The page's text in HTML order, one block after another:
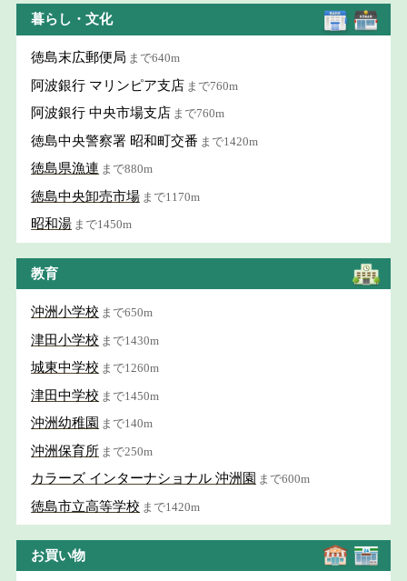
暮らし・文化
徳島末広郵便局 まで640m
阿波銀行 マリンピア支店 まで760m
阿波銀行 中央市場支店 まで760m
徳島中央警察署 昭和町交番 まで1420m
徳島県漁連 まで880m
徳島中央卸売市場 まで1170m
昭和湯 まで1450m
教育
沖洲小学校 まで650m
津田小学校 まで1430m
城東中学校 まで1260m
津田中学校 まで1450m
沖洲幼稚園 まで140m
沖洲保育所 まで250m
カラーズ インターナショナル 沖洲園 まで600m
徳島市立高等学校 まで1420m
お買い物